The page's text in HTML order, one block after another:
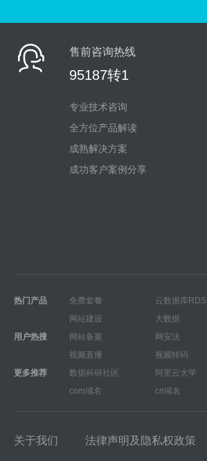
售前咨询热线
95187转1
专业技术咨询
全方位产品解读
成熟解决方案
成功客户案例分享
热门产品 免费套餐 云数据库RDS
网站建设
大数据
用户热搜
网站备案 网安法
视频直播
视频转码
更多推荐
数据科研社区 阿里云大学
com域名
cn域名
关于我们 法律声明及隐私权政策